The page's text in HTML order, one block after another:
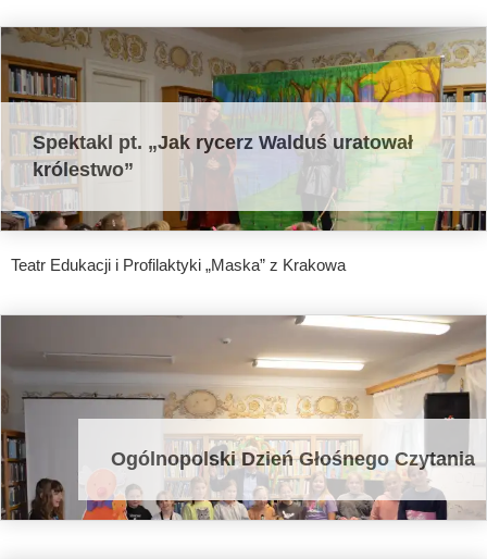
Spektakl pt. „Jak rycerz Walduś uratował
królestwo”
Teatr Edukacji i Profilaktyki „Maska” z Krakowa
Ogólnopolski Dzień Głośnego Czytania